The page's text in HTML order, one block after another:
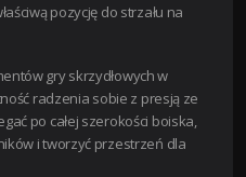
pozycję do strzału na
gry skrzydłowych w
radzenia sobie z presją ze
po całej szerokości boiska,
i tworzyć przestrzeń dla